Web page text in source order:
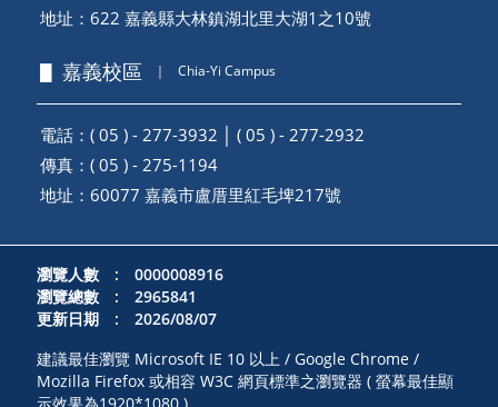
地址： 622 嘉義縣大林鎮湖北里大湖1之10號
▋ 嘉義校區 ｜ Chia-Yi Campus
電話：( 05 ) - 277-3932 │ ( 05 ) - 277-2932
傳真：( 05 ) - 275-1194
地址： 60077 嘉義市盧厝里紅毛埤217號
瀏覽人數 : 0000008916
瀏覽總數 : 2965841
更新日期 : 2026/08/07
建議最佳瀏覽 Microsoft IE 10 以上 / Google Chrome /
Mozilla Firefox 或相容 W3C 網頁標準之瀏覽器 ( 螢幕最佳顯
示效果為1920*1080 )